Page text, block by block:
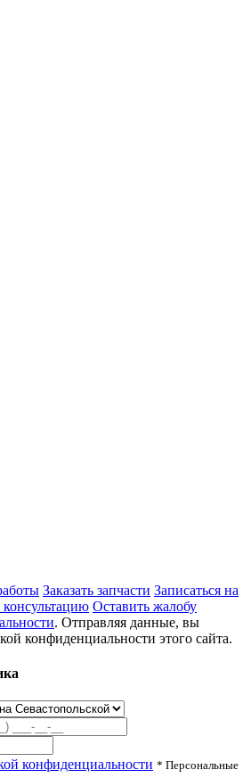
Заказать запчасти Записаться на
Оставить жалобу
. Отправляя данные, вы
конфиденциальности этого сайта.
конфиденциальности * Персональные